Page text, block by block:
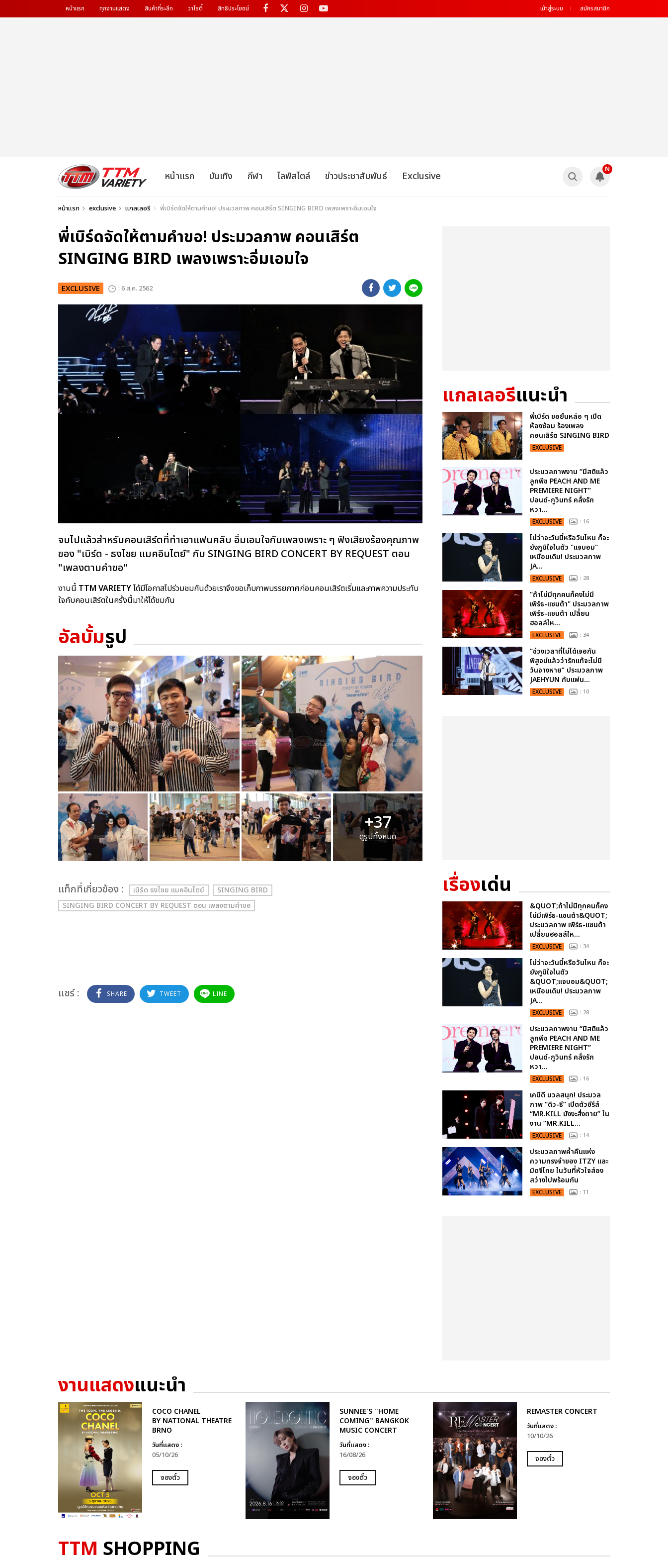
หน้าแรก ทุกงานแสดง สินค้าที่ระลึก วาไรตี้ สิทธิประโยชน์ เข้าสู่ระบบ สมัครสมาชิก
หน้าแรก บันเทิง กีฬา ไลฟ์สไตล์ ข่าวประชาสัมพันธ์ Exclusive
N
หน้าแรก exclusive แกลเลอรี พี่เบิร์ดจัดให้ตามคำขอ! ประมวลภาพ คอนเสิร์ต SINGING BIRD เพลงเพราะอิ่มเอมใจ
พี่เบิร์ดจัดให้ตามคำขอ! ประมวลภาพ คอนเสิร์ต
SINGING BIRD เพลงเพราะอิ่มเอมใจ
EXCLUSIVE : 6 ส.ค. 2562
จบไปแล้วสำหรับคอนเสิร์ตที่ทำเอาแฟนคลับ อิ่มเอมใจกับเพลงเพราะ ๆ ฟังเสียงร้องคุณภาพ
ของ "เบิร์ด - ธงไชย แมคอินไตย์" กับ SINGING BIRD CONCERT BY REQUEST ตอน
"เพลงตามคำขอ"
งานนี้ TTM VARIETYได้มีโอกาสไปร่วมชมกันด้วยเราจึงขอเก็บภาพบรรยกาศก่อนคอนเสิร์ตเริ่มและภาพความประทับ
ใจกับคอนเสิร์ตในครั้งนี้มาให้ได้ชมกัน
อัลบั้มรูป
+37
ดูรูปทั้งหมด
เเท็กที่เกี่ยวข้อง : เบิร์ด ธงไชย แมคอินไตย์
SINGING BIRD
SINGING BIRD CONCERT BY REQUEST ตอน เพลงตามคำขอ
แชร์ : SHARE TWEET LINE
แกลเลอรีแนะนำ
พี่เบิร์ด ขอยืนหล่อ ๆ เปิด
ห้องซ้อม ร้องเพลง
คอนเสิร์ต SINGING BIRD
EXCLUSIVE
ประมวลภาพงาน “มีสติแล้ว
ลูกพีช PEACH AND ME
PREMIERE NIGHT”
ปอนด์-ภูวินทร์ คลั่งรัก
หวา...
EXCLUSIVE : 16
ไม่ว่าจะวันนี้หรือวันไหน ก็จะ
ยังภูมิใจในตัว "แจบอม"
เหมือนเดิม! ประมวลภาพ
JA...
EXCLUSIVE : 28
"ถ้าไม่มีทุกคนก็คงไม่มี
เพิร์ธ-แซนต้า" ประมวลภาพ
เพิร์ธ-แซนต้า เปลี่ยน
ฮอลล์ให...
EXCLUSIVE : 34
“ช่วงเวลาที่ไม่ได้เจอกัน
พิสูจน์แล้วว่ารักแท้จะไม่มี
วันจางหาย” ประมวลภาพ
JAEHYUN กับแฟน...
EXCLUSIVE : 10
เรื่องเด่น
&QUOT;ถ้าไม่มีทุกคนก็คง
ไม่มีเพิร์ธ-แซนต้า&QUOT;
ประมวลภาพ เพิร์ธ-แซนต้า
เปลี่ยนฮอลล์ให...
EXCLUSIVE : 34
ไม่ว่าจะวันนี้หรือวันไหน ก็จะ
ยังภูมิใจในตัว
&QUOT;แจบอม&QUOT;
เหมือนเดิม! ประมวลภาพ
JA...
EXCLUSIVE : 28
ประมวลภาพงาน “มีสติแล้ว
ลูกพีช PEACH AND ME
PREMIERE NIGHT”
ปอนด์-ภูวินทร์ คลั่งรัก
หวา...
EXCLUSIVE : 16
เคมีดี มวลสนุก! ประมวล
ภาพ “ดิว-ธี” เปิดตัวซีรีส์
“MR.KILL มังงะสั่งตาย” ใน
งาน “MR.KILL...
EXCLUSIVE : 14
ประมวลภาพค่ำคืนแห่ง
ความทรงจำของ ITZY และ
มิดจีไทย ในวันที่หัวใจส่อง
สว่างไปพร้อมกัน
EXCLUSIVE : 11
งานแสดงแนะนำ
COCO CHANEL
BY NATIONAL THEATRE
BRNO
วันที่แสดง :
05/10/26
จองตั๋ว
SUNNEE'S ''HOME
COMING'' BANGKOK
MUSIC CONCERT
วันที่แสดง :
16/08/26
จองตั๋ว
REMASTER CONCERT
วันที่แสดง :
10/10/26
จองตั๋ว
TTM SHOPPING